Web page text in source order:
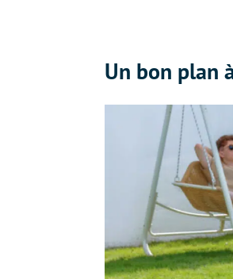
Un bon plan